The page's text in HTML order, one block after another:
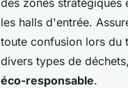
les halls d'entrée.
toute confusion lors du
divers types de
éco-responsable.